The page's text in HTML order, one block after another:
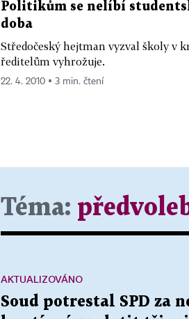
Politikům se nelíbí
doba
Středočeský hejtman vyzval školy v
ředitelům vyhrožuje.
22. 4. 2010 ▪ 3 min. čtení
Téma:
Soud potrestal SPD za
AKTUALIZOVÁNO